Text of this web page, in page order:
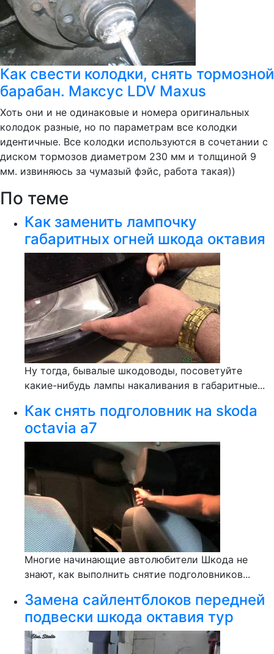
Как свести колодки, снять тормозной
барабан. Максус LDV Maxus
Хоть они и не одинаковые и номера оригинальных
колодок разные, но по параметрам все колодки
идентичные. Все колодки используются в сочетании с
диском тормозов диаметром 230 мм и толщиной 9
мм. извиняюсь за чумазый фэйс, работа такая))
По теме
Как заменить лампочку
габаритных огней шкода октавия
Ну тогда, бывалые шкодоводы, посоветуйте
какие-нибудь лампы накаливания в габаритные...
Как снять подголовник на skoda
octavia a7
Многие начинающие автолюбители Шкода не
знают, как выполнить снятие подголовников...
Замена сайлентблоков передней
подвески шкода октавия тур